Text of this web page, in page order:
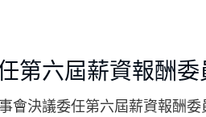
第六屆薪資報酬委
會決議委任第六屆薪資報酬委